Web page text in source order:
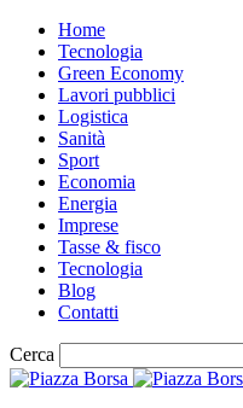
Home
Tecnologia
Green Economy
Lavori pubblici
Logistica
Sanità
Sport
Economia
Energia
Imprese
Tasse & fisco
Tecnologia
Blog
Contatti
Cerca